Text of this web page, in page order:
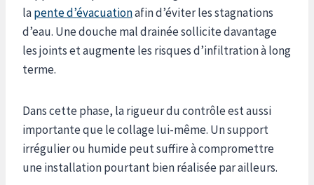
lapente d’évacuationafin d’éviter les stagnations
d’eau. Une douche mal drainée sollicite davantage
les joints et augmente les risques d’infiltration à long
terme.
Dans cette phase, la rigueur du contrôle est aussi
importante que le collage lui-même. Un support
irrégulier ou humide peut suffire à compromettre
une installation pourtant bien réalisée par ailleurs.